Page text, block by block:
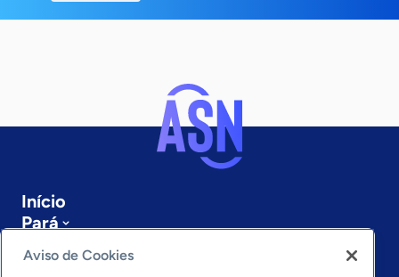
Início
Pará
Sobre a ASN
Últimas notícias
Aviso de Cookies